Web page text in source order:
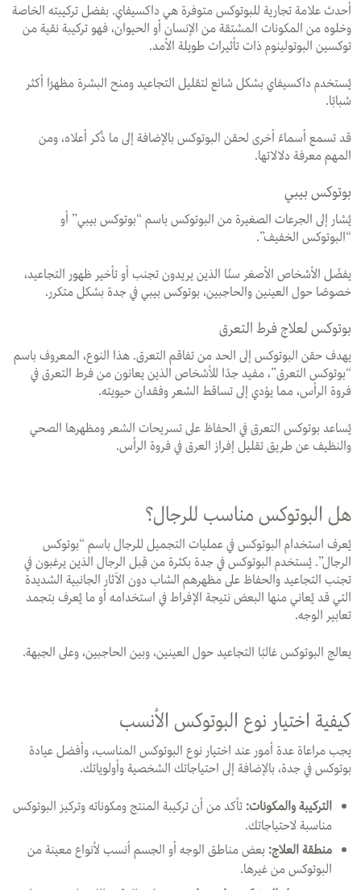
أحدث علامة تجارية للبوتوكس متوفرة هي داكسيفاي. بفضل تركيبته الخاصة
وخلوه من المكونات المشتقة من الإنسان أو الحيوان، فهو تركيبة نقية من
توكسين البوتولينوم ذات تأثيرات طويلة الأمد.
يُستخدم داكسيفاي بشكل شائع لتقليل التجاعيد ومنح البشرة مظهرًا أكثر
شبابًا.
قد تسمع أسماءً أخرى لحقن البوتوكس بالإضافة إلى ما ذُكر أعلاه، ومن
المهم معرفة دلالاتها.
بوتوكس بيبي
يُشار إلى الجرعات الصغيرة من البوتوكس باسم “بوتوكس بيبي” أو
“البوتوكس الخفيف”.
يفضّل الأشخاص الأصغر سنًا الذين يريدون تجنب أو تأخير ظهور التجاعيد،
خصوصًا حول العينين والحاجبين، بوتوكس بيبي في جدة بشكل متكرر.
بوتوكس لعلاج فرط التعرق
يهدف حقن البوتوكس إلى الحد من تفاقم التعرق. هذا النوع، المعروف باسم
“بوتوكس التعرق”، مفيد جدًا للأشخاص الذين يعانون من فرط التعرق في
فروة الرأس، مما يؤدي إلى تساقط الشعر وفقدان حيويته.
يُساعد بوتوكس التعرق في الحفاظ على تسريحات الشعر ومظهرها الصحي
والنظيف عن طريق تقليل إفراز العرق في فروة الرأس.
هل البوتوكس مناسب للرجال؟
يُعرف استخدام البوتوكس في عمليات التجميل للرجال باسم “بوتوكس
الرجال”. يُستخدم البوتوكس في جدة بكثرة من قِبل الرجال الذين يرغبون في
تجنب التجاعيد والحفاظ على مظهرهم الشاب دون الآثار الجانبية الشديدة
التي قد يُعاني منها البعض نتيجة الإفراط في استخدامه أو ما يُعرف بتجمد
تعابير الوجه.
يعالج البوتوكس غالبًا التجاعيد حول العينين، وبين الحاجبين، وعلى الجبهة.
كيفية اختيار نوع البوتوكس الأنسب
يجب مراعاة عدة أمور عند اختيار نوع البوتوكس المناسب، وأفضل عيادة
بوتوكس في جدة، بالإضافة إلى احتياجاتك الشخصية وأولوياتك.
التركيبة والمكونات: تأكد من أن تركيبة المنتج ومكوناته وتركيز البوتوكس
مناسبة لاحتياجاتك.
منطقة العلاج: بعض مناطق الوجه أو الجسم أنسب لأنواع معينة من
البوتوكس من غيرها.